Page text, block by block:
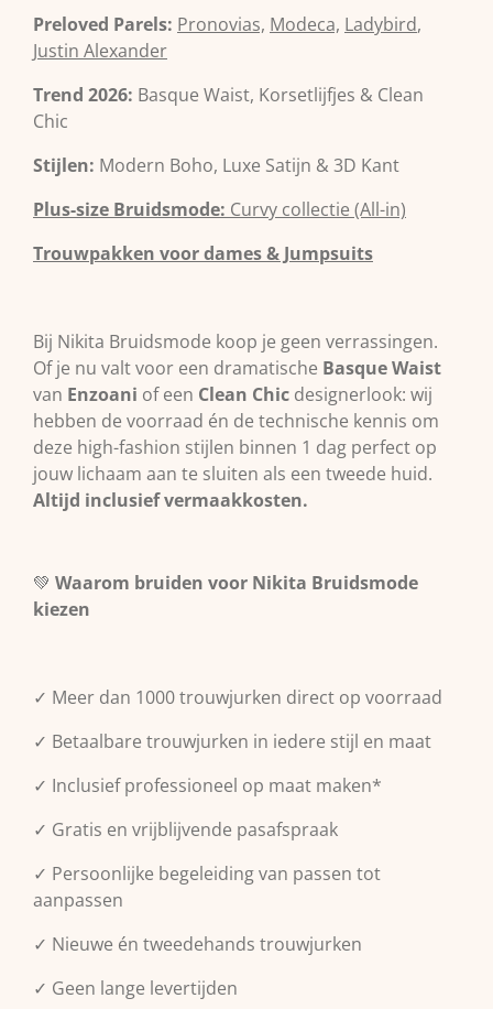
Preloved Parels: Pronovias, Modeca, Ladybird,
Justin Alexander
Trend 2026: Basque Waist, Korsetlijfjes & Clean
Chic
Stijlen: Modern Boho, Luxe Satijn & 3D Kant
Plus-size Bruidsmode: Curvy collectie (All-in)
Trouwpakken voor dames & Jumpsuits
Bij Nikita Bruidsmode koop je geen verrassingen.
Of je nu valt voor een dramatische Basque Waist
van Enzoani of een Clean Chic designerlook: wij
hebben de voorraad én de technische kennis om
deze high-fashion stijlen binnen 1 dag perfect op
jouw lichaam aan te sluiten als een tweede huid.
Altijd inclusief vermaakkosten.
💚 Waarom bruiden voor Nikita Bruidsmode
kiezen
✓ Meer dan 1000 trouwjurken direct op voorraad
✓ Betaalbare trouwjurken in iedere stijl en maat
✓ Inclusief professioneel op maat maken*
✓ Gratis en vrijblijvende pasafspraak
✓ Persoonlijke begeleiding van passen tot
aanpassen
✓ Nieuwe én tweedehands trouwjurken
✓ Geen lange levertijden